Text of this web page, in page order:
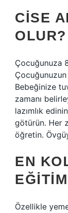
CISE
OLUR?
Çocuğunuza
Bebeğinize
zamanı
lazımlık
götürün. Her
öğretin.
EN
Özellikle